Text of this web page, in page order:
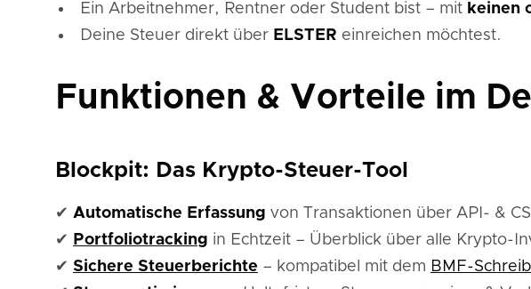
Ein Arbeitnehmer, Rentner oder Student bist – mit keinen
Deine Steuer direkt über ELSTER einreichen möchtest.
Funktionen & Vorteile im
Blockpit: Das Krypto-Steuer-Tool
✔ Automatische Erfassung von Transaktionen über API- &
✔
Portfoliotracking in Echtzeit – Überblick über alle Krypto-
✔ Sichere Steuerberichte – kompatibel mit dem BMF-